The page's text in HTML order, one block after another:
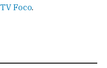
TV Foco.